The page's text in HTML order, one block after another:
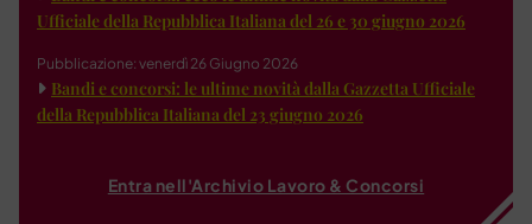
Ufficiale della Repubblica Italiana del 26 e 30 giugno 2026
Pubblicazione: venerdì 26 Giugno 2026
Bandi e concorsi: le ultime novità dalla Gazzetta Ufficiale
della Repubblica Italiana del 23 giugno 2026
Entra nell'Archivio Lavoro & Concorsi